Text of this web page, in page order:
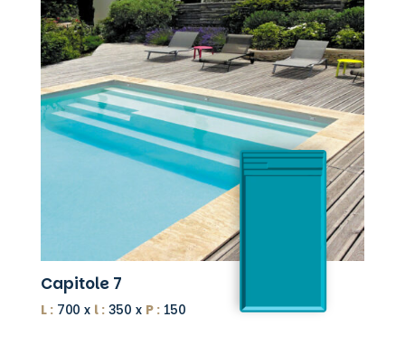
Capitole 7
L :700 x l :350 x P :150